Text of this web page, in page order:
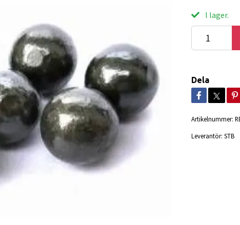
I lager.
Dela
Artikelnummer:
Leverantör: STB